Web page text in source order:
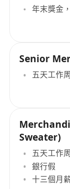
年末獎金
Senior
五天工作
Sweater)
五天工作周
銀行假
十三個月